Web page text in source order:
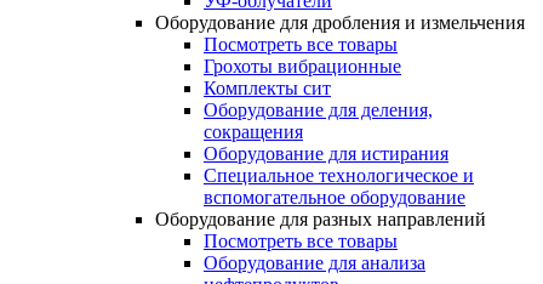
Оборудование для дробления и измельчения
Посмотреть все товары
Грохоты вибрационные
Комплекты сит
Оборудование для деления,
сокращения
Оборудование для истирания
Специальное технологическое и
вспомогательное оборудование
Оборудование для разных направлений
Посмотреть все товары
Оборудование для анализа